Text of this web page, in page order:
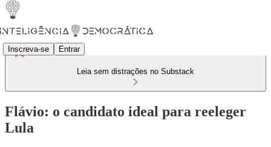
Inscreva-se Entrar
Leia sem distrações no Substack
Flávio: o candidato ideal para reeleger
Lula